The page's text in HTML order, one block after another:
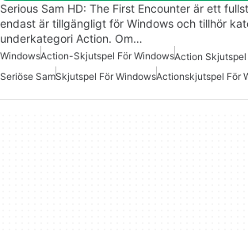
Serious Sam HD: The First Encounter är ett
endast är tillgängligt för Windows och tillhör
underkategori Action. Om…
WindowsAction-Skjutspel För WindowsAction Skjutspel
Seriöse SamSkjutspel För WindowsActionskjutspel För